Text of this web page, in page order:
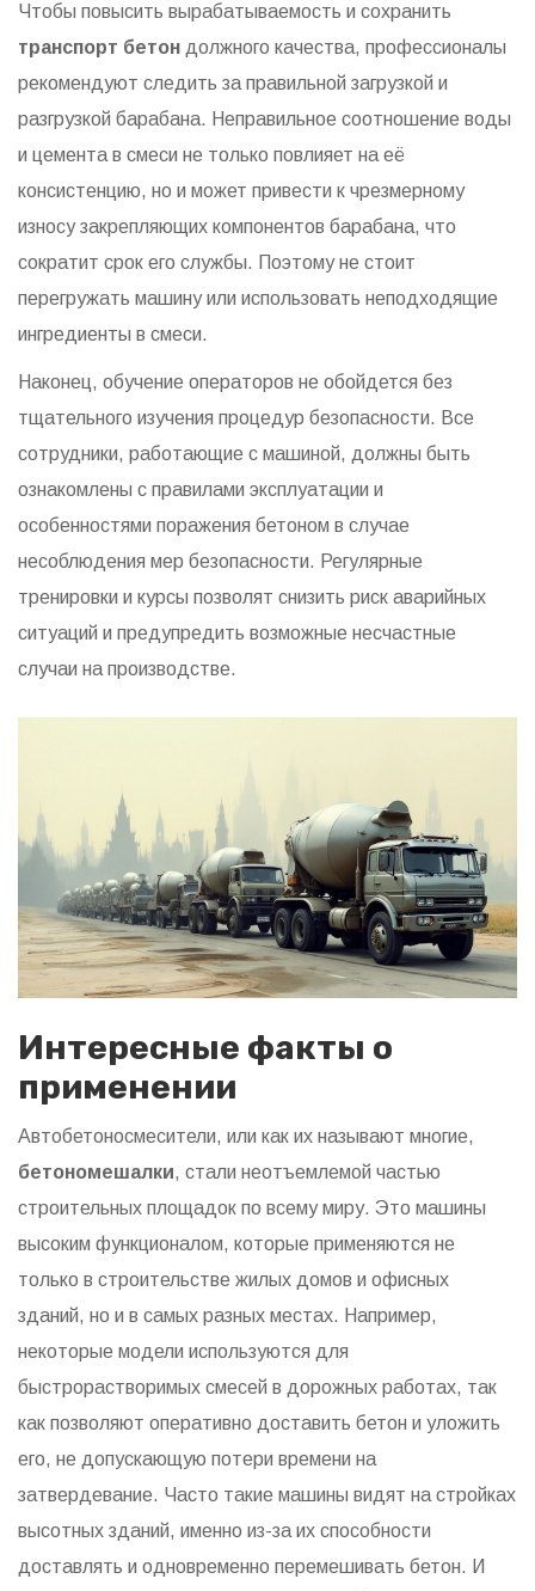
Чтобы повысить вырабатываемость и сохранить
транспорт бетон должного качества, профессионалы
рекомендуют следить за правильной загрузкой и
разгрузкой барабана. Неправильное соотношение воды
и цемента в смеси не только повлияет на её
консистенцию, но и может привести к чрезмерному
износу закрепляющих компонентов барабана, что
сократит срок его службы. Поэтому не стоит
перегружать машину или использовать неподходящие
ингредиенты в смеси.
Наконец, обучение операторов не обойдется без
тщательного изучения процедур безопасности. Все
сотрудники, работающие с машиной, должны быть
ознакомлены с правилами эксплуатации и
особенностями поражения бетоном в случае
несоблюдения мер безопасности. Регулярные
тренировки и курсы позволят снизить риск аварийных
ситуаций и предупредить возможные несчастные
случаи на производстве.
Интересные факты о
применении
Автобетоносмесители, или как их называют многие,
бетономешалки, стали неотъемлемой частью
строительных площадок по всему миру. Это машины
высоким функционалом, которые применяются не
только в строительстве жилых домов и офисных
зданий, но и в самых разных местах. Например,
некоторые модели используются для
быстрорастворимых смесей в дорожных работах, так
как позволяют оперативно доставить бетон и уложить
его, не допускающую потери времени на
затвердевание. Часто такие машины видят на стройках
высотных зданий, именно из-за их способности
доставлять и одновременно перемешивать бетон. И